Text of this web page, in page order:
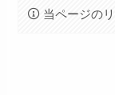
当ページの